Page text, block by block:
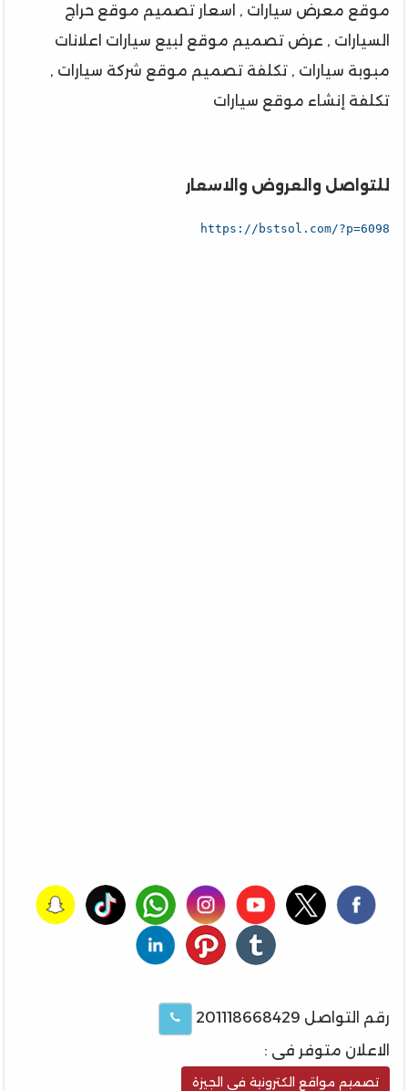
موقع معرض سيارات , اسعار تصميم موقع حراج
السيارات , عرض تصميم موقع لبيع سيارات اعلانات
مبوبة سيارات , تكلفة تصميم موقع شركة سيارات ,
تكلفة إنشاء موقع سيارات
للتواصل والعروض والاسعار
https://bstsol.com/?p=6098
رقم التواصل 201118668429
الاعلان متوفر فى :
تصميم مواقع الكترونية فى الجيزة